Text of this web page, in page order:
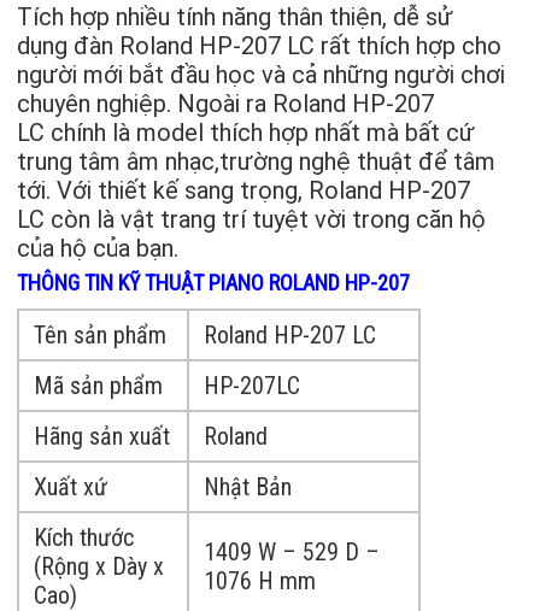
Tích hợp nhiều tính năng thân thiện, dễ sử
dụng đàn Roland HP-207 LC rất thích hợp cho
người mới bắt đầu học và cả những người chơi
chuyên nghiệp. Ngoài ra Roland HP-207
LC chính là model thích hợp nhất mà bất cứ
trung tâm âm nhạc,trường nghệ thuật để tâm
tới. Với thiết kế sang trọng, Roland HP-207
LC còn là vật trang trí tuyệt vời trong căn hộ
của hộ của bạn.
THÔNG TIN KỸ THUẬT PIANO ROLAND HP-207
Tên sản phẩm
Roland HP-207 LC
Mã sản phẩm
HP-207LC
Hãng sản xuất
Roland
Xuất xứ
Nhật Bản
Kích thước
(Rộng x Dày x
Cao)
1409 W – 529 D –
1076 H mm